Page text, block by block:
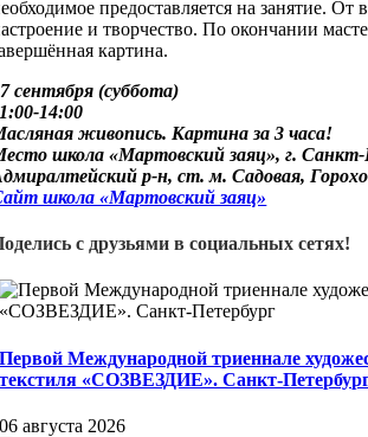
предоставляется на занятие.
и творчество. По окончании
картина.
сентября (суббота)
14:00
живопись. Картина за 3 часа!
школа «Мартовский заяц», г. Санкт-
р-н, ст. м. Садовая,
школа «Мартовский заяц»
с друзьями в социальных сетях!
Первой Международной триеннале
текстиля «СОЗВЕЗДИЕ». Санкт-
06 августа 2026